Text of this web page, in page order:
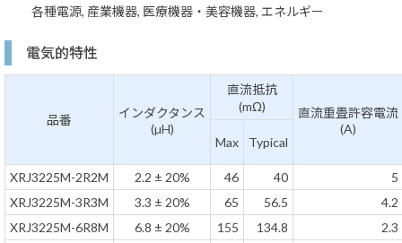
各種電源, 産業機器, 医療機器・美容機器, エネルギー
電気的特性
品番
インダクタンス
(µH)
直流抵抗
(mΩ)
直流重畳許容電流
(A)
Max
Typical
XRJ3225M-2R2M 2.2 ± 20% 46 40
5
XRJ3225M-3R3M
3.3 ± 20% 65 56.5
4.2
XRJ3225M-6R8M
6.8 ± 20% 155 134.8
2.3